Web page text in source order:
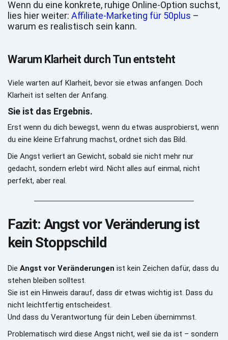
Wenn du eine konkrete, ruhige Online-Option suchst,
lies hier weiter: Affiliate-Marketing für 50plus –
warum es realistisch sein kann.
Warum Klarheit durch Tun entsteht
Viele warten auf Klarheit, bevor sie etwas anfangen. Doch
Klarheit ist selten der Anfang.
Sie ist das Ergebnis.
Erst wenn du dich bewegst, wenn du etwas ausprobierst, wenn
du eine kleine Erfahrung machst, ordnet sich das Bild.
Die Angst verliert an Gewicht, sobald sie nicht mehr nur
gedacht, sondern erlebt wird. Nicht alles auf einmal, nicht
perfekt, aber real.
Fazit: Angst vor Veränderung ist
kein Stoppschild
Die Angst vor Veränderungen ist kein Zeichen dafür, dass du
stehen bleiben solltest.
Sie ist ein Hinweis darauf, dass dir etwas wichtig ist. Dass du
nicht leichtfertig entscheidest.
Und dass du Verantwortung für dein Leben übernimmst.
Problematisch wird diese Angst nicht, weil sie da ist – sondern